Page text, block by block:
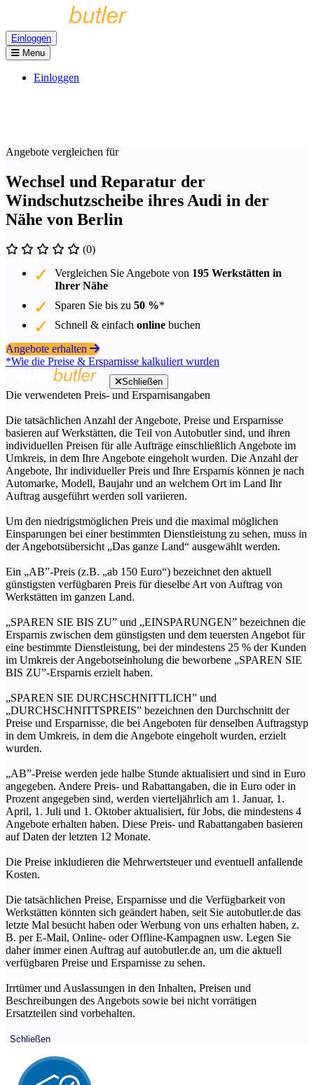
Einloggen
Menu
Einloggen
Angebote vergleichen für
Wechsel und Reparatur der
Windschutzscheibe ihres Audi in der
Nähe von Berlin
(0)
Vergleichen Sie Angebote von 195 Werkstätten in
Ihrer Nähe
Sparen Sie bis zu 50 %*
Schnell & einfach online buchen
Angebote erhalten
*Wie die Preise & Ersparnisse kalkuliert wurden
Schließen
Die verwendeten Preis- und Ersparnisangaben
Die tatsächlichen Anzahl der Angebote, Preise und Ersparnisse
basieren auf Werkstätten, die Teil von Autobutler sind, und ihren
individuellen Preisen für alle Aufträge einschließlich Angebote im
Umkreis, in dem Ihre Angebote eingeholt wurden. Die Anzahl der
Angebote, Ihr individueller Preis und Ihre Ersparnis können je nach
Automarke, Modell, Baujahr und an welchem Ort im Land Ihr
Auftrag ausgeführt werden soll variieren.
Um den niedrigstmöglichen Preis und die maximal möglichen
Einsparungen bei einer bestimmten Dienstleistung zu sehen, muss in
der Angebotsübersicht „Das ganze Land“ ausgewählt werden.
Ein „AB”-Preis (z.B. „ab 150 Euro“) bezeichnet den aktuell
günstigsten verfügbaren Preis für dieselbe Art von Auftrag von
Werkstätten im ganzen Land.
„SPAREN SIE BIS ZU” und „EINSPARUNGEN” bezeichnen die
Ersparnis zwischen dem günstigsten und dem teuersten Angebot für
eine bestimmte Dienstleistung, bei der mindestens 25 % der Kunden
im Umkreis der Angebotseinholung die beworbene „SPAREN SIE
BIS ZU”-Ersparnis erzielt haben.
„SPAREN SIE DURCHSCHNITTLICH” und
„DURCHSCHNITTSPREIS” bezeichnen den Durchschnitt der
Preise und Ersparnisse, die bei Angeboten für denselben Auftragstyp
in dem Umkreis, in dem die Angebote eingeholt wurden, erzielt
wurden.
„AB”-Preise werden jede halbe Stunde aktualisiert und sind in Euro
angegeben. Andere Preis- und Rabattangaben, die in Euro oder in
Prozent angegeben sind, werden vierteljährlich am 1. Januar, 1.
April, 1. Juli und 1. Oktober aktualisiert, für Jobs, die mindestens 4
Angebote erhalten haben. Diese Preis- und Rabattangaben basieren
auf Daten der letzten 12 Monate.
Die Preise inkludieren die Mehrwertsteuer und eventuell anfallende
Kosten.
Die tatsächlichen Preise, Ersparnisse und die Verfügbarkeit von
Werkstätten könnten sich geändert haben, seit Sie autobutler.de das
letzte Mal besucht haben oder Werbung von uns erhalten haben, z.
B. per E-Mail, Online- oder Offline-Kampagnen usw. Legen Sie
daher immer einen Auftrag auf autobutler.de an, um die aktuell
verfügbaren Preise und Ersparnisse zu sehen.
Irrtümer und Auslassungen in den Inhalten, Preisen und
Beschreibungen des Angebots sowie bei nicht vorrätigen
Ersatzteilen sind vorbehalten.
Schließen